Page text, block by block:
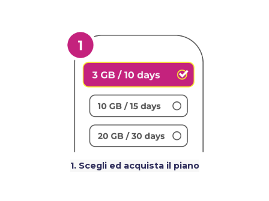
1. Scegli ed acquista il piano